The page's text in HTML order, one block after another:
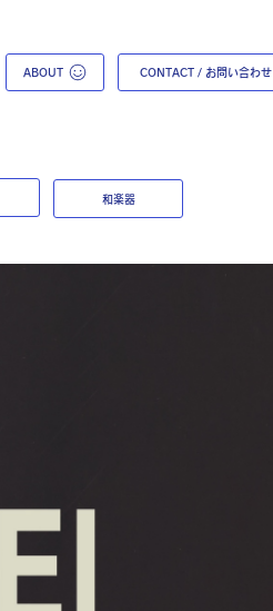
ABOUT CONTACT / お問い合わせ
和楽器